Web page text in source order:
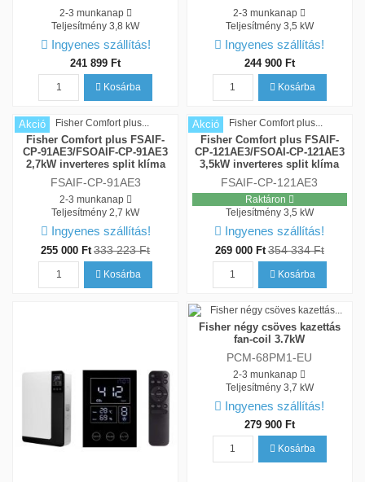
2-3 munkanap
Teljesítmény3,8 kW
Ingyenes szállítás!
241 899 Ft
Kosárba
2-3 munkanap
Teljesítmény 3,5 kW
Ingyenes szállítás!
244 900 Ft
Kosárba
Akció
Fisher Comfort plus FSAIF-
CP-91AE3/FSOAIF-CP-91AE3
2,7kW inverteres split klíma
FSAIF-CP-91AE3
2-3 munkanap
Teljesítmény2,7 kW
Ingyenes szállítás!
255 000 Ft 333 223 Ft
Kosárba
Akció
Fisher Comfort plus FSAIF-
CP-121AE3/FSOAI-CP-121AE3
3,5kW inverteres split klíma
FSAIF-CP-121AE3
Raktáron
Teljesítmény 3,5 kW
Ingyenes szállítás!
269 000 Ft 354 334 Ft
Kosárba
Fisher négy csöves kazettás
fan-coil 3.7kW
PCM-68PM1-EU
2-3 munkanap
Teljesítmény 3,7 kW
Ingyenes szállítás!
279 900 Ft
Kosárba